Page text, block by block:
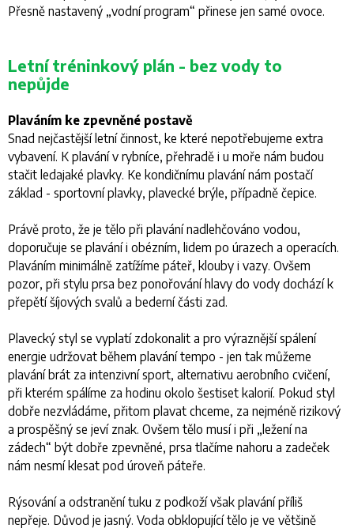
Přesně nastavený „vodní program“ přinese jen samé ovoce.
Letní tréninkový plán - bez vody to
nepůjde
Plaváním ke zpevněné postavě
Snad nejčastější letní činnost, ke které nepotřebujeme extra
vybavení. K plavání v rybníce, přehradě i u moře nám budou
stačit ledajaké plavky. Ke kondičnímu plavání nám postačí
základ - sportovní plavky, plavecké brýle, případně čepice.
Právě proto, že je tělo při plavání nadlehčováno vodou,
doporučuje se plavání i obézním, lidem po úrazech a operacích.
Plaváním minimálně zatížíme páteř, klouby i vazy. Ovšem
pozor, při stylu prsa bez ponořování hlavy do vody dochází k
přepětí šíjových svalů a bederní části zad.
Plavecký styl se vyplatí zdokonalit a pro výraznější spálení
energie udržovat během plavání tempo - jen tak můžeme
plavání brát za intenzivní sport, alternativu aerobního cvičení,
při kterém spálíme za hodinu okolo šestiset kalorií. Pokud styl
dobře nezvládáme, přitom plavat chceme, za nejméně rizikový
a prospěšný se jeví znak. Ovšem tělo musí i při „ležení na
zádech“ být dobře zpevněné, prsa tlačíme nahoru a zadeček
nám nesmí klesat pod úroveň páteře.
Rýsování a odstranění tuku z podkoží však plavání příliš
nepřeje. Důvod je jasný. Voda obklopující tělo je ve většině